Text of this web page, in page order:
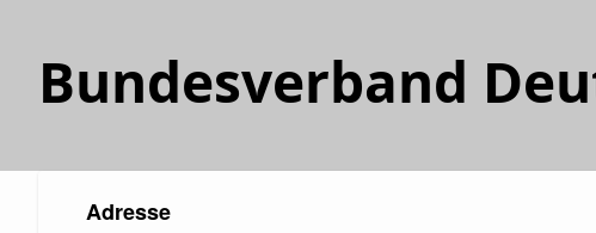
Bundesverband
Adresse